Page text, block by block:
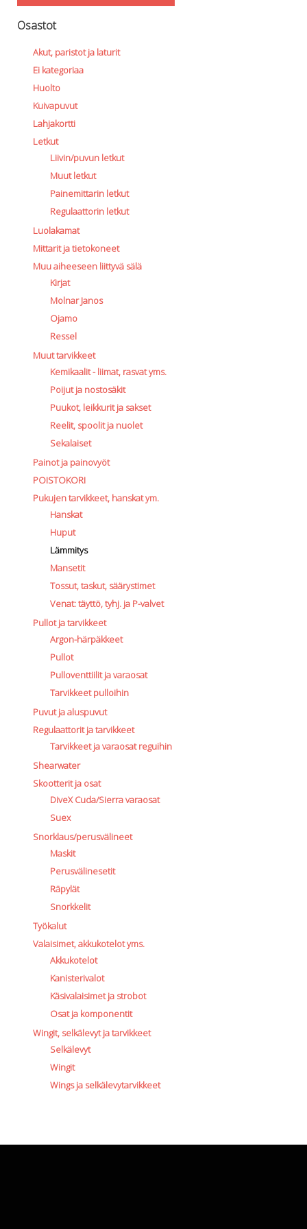
Osastot
Akut, paristot ja laturit
Ei kategoriaa
Huolto
Kuivapuvut
Lahjakortti
Letkut
Liivin/puvun letkut
Muut letkut
Painemittarin letkut
Regulaattorin letkut
Luolakamat
Mittarit ja tietokoneet
Muu aiheeseen liittyvä sälä
Kirjat
Molnar Janos
Ojamo
Ressel
Muut tarvikkeet
Kemikaalit - liimat, rasvat yms.
Poijut ja nostosäkit
Puukot, leikkurit ja sakset
Reelit, spoolit ja nuolet
Sekalaiset
Painot ja painovyöt
POISTOKORI
Pukujen tarvikkeet, hanskat ym.
Hanskat
Huput
Lämmitys
Mansetit
Tossut, taskut, säärystimet
Venat: täyttö, tyhj. ja P-valvet
Pullot ja tarvikkeet
Argon-härpäkkeet
Pullot
Pulloventtiilit ja varaosat
Tarvikkeet pulloihin
Puvut ja aluspuvut
Regulaattorit ja tarvikkeet
Tarvikkeet ja varaosat reguihin
Shearwater
Skootterit ja osat
DiveX Cuda/Sierra varaosat
Suex
Snorklaus/perusvälineet
Maskit
Perusvälinesetit
Räpylät
Snorkkelit
Työkalut
Valaisimet, akkukotelot yms.
Akkukotelot
Kanisterivalot
Käsivalaisimet ja strobot
Osat ja komponentit
Wingit, selkälevyt ja tarvikkeet
Selkälevyt
Wingit
Wings ja selkälevytarvikkeet